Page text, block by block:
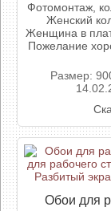
Фотомонтаж,
Женский
Женщина в
Пожелание
Размер:
Обои для